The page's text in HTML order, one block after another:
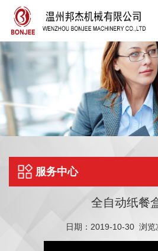
服务中心
全自动纸餐
日期：2019-10-30 浏览